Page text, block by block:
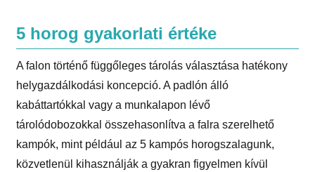
5 horog gyakorlati értéke
A falon történő függőleges tárolás választása hatékony
helygazdálkodási koncepció. A padlón álló
kabáttartókkal vagy a munkalapon lévő
tárolódobozokkal összehasonlítva a falra szerelhető
kampók, mint például az 5 kampós horogszalagunk,
közvetlenül kihasználják a gyakran figyelmen kívül